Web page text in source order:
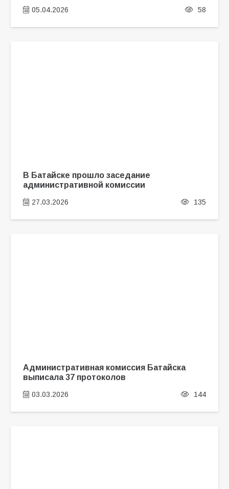
05.04.2026 58
В Батайске прошло заседание
административной комиссии
27.03.2026 135
Административная комиссия Батайска
выписала 37 протоколов
03.03.2026 144